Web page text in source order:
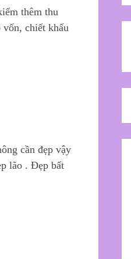
thêm thu
vốn, chiết khấu
cần đẹp vậy
lão . Đẹp bất